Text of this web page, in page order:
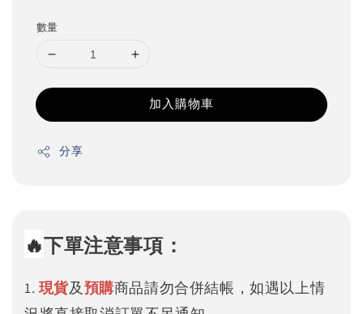
數量
加入購物車
分享
🔥下單注意事項：
1. 現貨及預購商品請勿合併結帳，如遇以上情